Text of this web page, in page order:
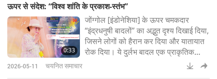
टियर्स" की एक निःशुल्क सार्वजनिक स्क्रीनिंग
का आयोजन किया।सुप्रीम मास्टर चिंग हाई जी
के कविता स
ऊपर से संदेश: “विश्व शांति के प्रकाश-स्तंभ”
0:33
जोंग्गोल [इंडोनेशिया] के ऊपर चमकदार
“इंद्रधनुषी बादलों” का अद्भुत दृश्य दिखाई दिया,
जिसने लोगों को हैरान कर दिया और यातायात
रोक दिया। ये दुर्लभ बादल एक प्राकृतिक
मौसम संबंधी घटना हैं, जो बादल में मौजूद सूक्ष्म
जल-बूंदों या बर्फ के क्रिस्टलों से सूर्य-प्रकाश
2026-05-11 चयनित समाचार